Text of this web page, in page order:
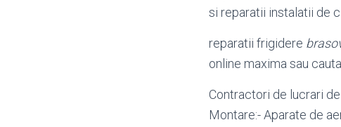
si reparatii instalatii de
reparatii frigidere
online maxima sau
Contractori de lucrari
Montare:- Aparate de